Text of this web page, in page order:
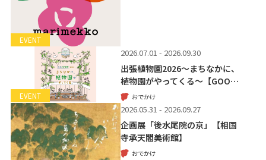
EVENT
EVENT
2026.07.01 - 2026.09.30
出張植物園2026～まちなかに、
植物園がやってくる～【GOO…
おでかけ
2026.05.31 - 2026.09.27
企画展「後水尾院の京」【相国
寺承天閣美術館】
おでかけ